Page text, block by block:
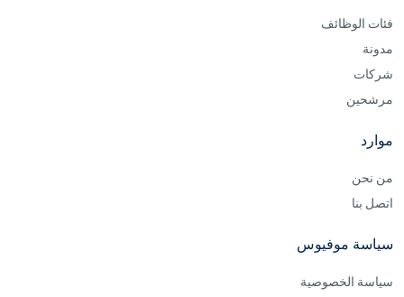
فئات الوظائف
مدونة
شركات
مرشحين
موارد
من نحن
اتصل بنا
سياسة موفيوس
سياسة الخصوصية